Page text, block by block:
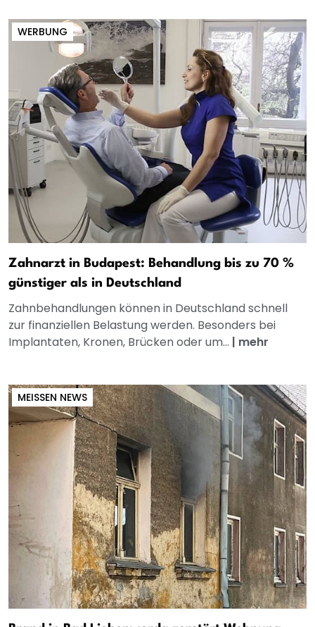
WERBUNG
Zahnarzt in Budapest: Behandlung bis zu 70 %
günstiger als in Deutschland
Zahnbehandlungen können in Deutschland schnell
zur finanziellen Belastung werden. Besonders bei
Implantaten, Kronen, Brücken oder um... | mehr
MEISSEN NEWS